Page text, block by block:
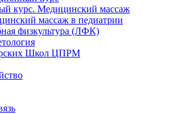
курс. Медицинский массаж
массаж в педиатрии
физкультура (ЛФК)
Школ ЦПРМ